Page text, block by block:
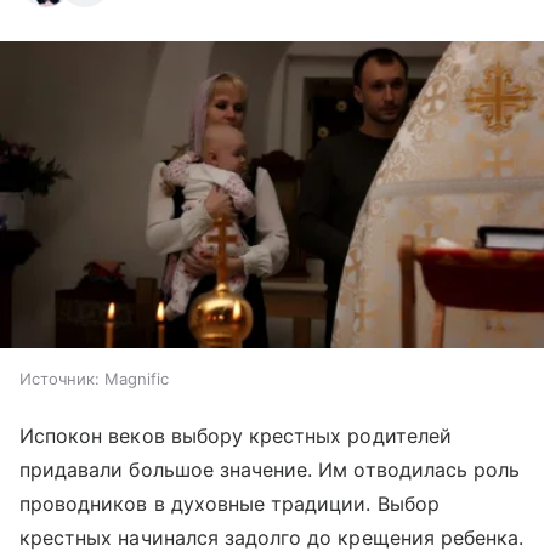
Источник: Magnific
Испокон веков выбору крестных родителей
придавали большое значение. Им отводилась роль
проводников в духовные традиции. Выбор
крестных начинался задолго до крещения ребенка.